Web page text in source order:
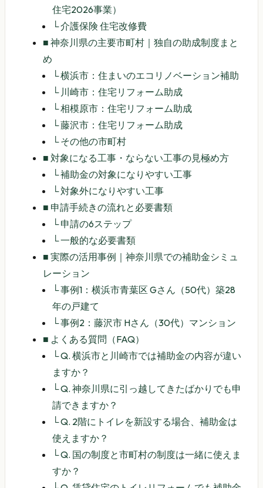
住宅2026事業）
└介護保険 住宅改修費
■ 神奈川県の主要市町村｜独自の助成制度まと
め
└横浜市：住まいのエコリノベーション補助
└ 川崎市：住宅リフォーム助成
└相模原市：住宅リフォーム助成
└藤沢市：住宅リフォーム助成
└その他の市町村
■ 対象になる工事・ならない工事の見極め方
└補助金の対象になりやすい工事
└対象外になりやすい工事
■ 申請手続きの流れと必要書類
└申請の6ステップ
└一般的な必要書類
■ 実際の活用事例｜神奈川県での補助金シミュ
レーション
└事例1：横浜市青葉区 Gさん（50代）築28
年の戸建て
└事例2：藤沢市 Hさん（30代）マンション
■ よくある質問（FAQ）
└Q. 横浜市と川崎市では補助金の内容が違い
ますか？
└Q. 神奈川県に引っ越してきたばかりでも申
請できますか？
└Q. 2階にトイレを新設する場合、補助金は
使えますか？
└Q. 国の制度と市町村の制度は一緒に使えま
すか？